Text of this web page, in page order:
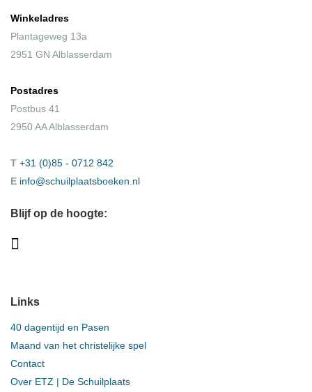
Winkeladres
Plantageweg 13a
2951 GN Alblasserdam
Postadres
Postbus 41
2950 AA Alblasserdam
T +31 (0)85 - 0712 842
E info@schuilplaatsboeken.nl
Blijf op de hoogte:
Links
40 dagentijd en Pasen
Maand van het christelijke spel
Contact
Over ETZ | De Schuilplaats